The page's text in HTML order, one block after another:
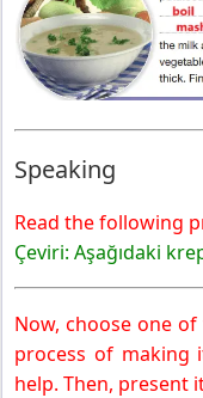
Speaking
Read the following
Çeviri: Aşağıdaki
Now, choose one
process of making
help. Then, present